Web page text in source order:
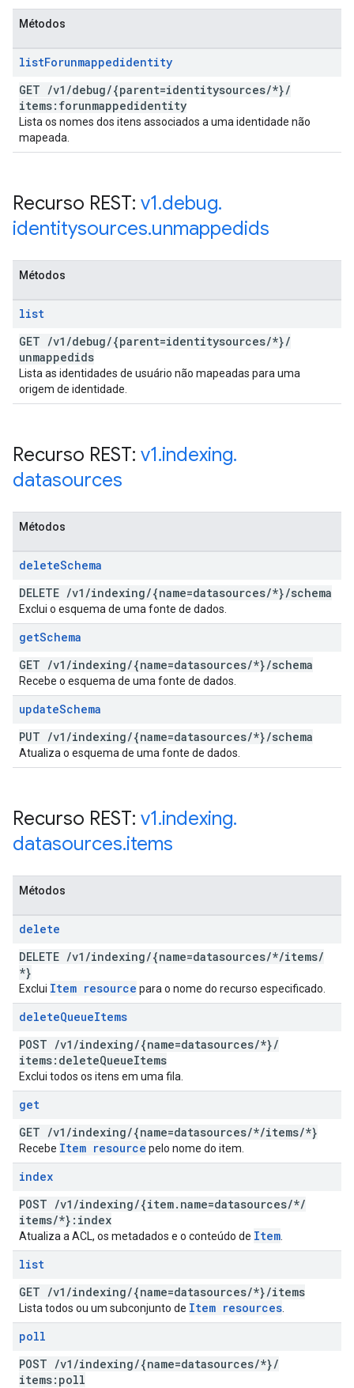
Métodos
listForunmappedidentity
GET /v1 /debug/{parent=identitysources/*}/
items:forunmappedidentity
Lista os nomes dos itens associados a uma identidade não
mapeada.
Recurso REST: v1.debug.
identitysources.unmappedids
Métodos
list
GET /v1 /debug/{parent=identitysources/*}/
unmappedids
Lista as identidades de usuário não mapeadas para uma
origem de identidade.
Recurso REST: v1.indexing.
datasources
Métodos
deleteSchema
DELETE /v1 /indexing/{name=datasources/*}/schema
Exclui o esquema de uma fonte de dados.
getSchema
GET /v1 /indexing/{name=datasources/*}/schema
Recebe o esquema de uma fonte de dados.
updateSchema
PUT /v1 /indexing/{name=datasources/*}/schema
Atualiza o esquema de uma fonte de dados.
Recurso REST: v1.indexing.
datasources.items
Métodos
delete
DELETE /v1 /indexing/{name=datasources/*/items/
*}
Exclui Item resource para o nome do recurso especificado.
deleteQueueItems
POST /v1 /indexing/{name=datasources/*}/
items:deleteQueueItems
Exclui todos os itens em uma fila.
get
GET /v1 /indexing/{name=datasources/*/items/*}
Recebe Item resource pelo nome do item.
index
POST /v1 /indexing/{item. name=datasources/*/
items/*}:index
Atualiza a ACL, os metadados e o conteúdo de Item
list
GET /v1 /indexing/{name=datasources/*}/items
Lista todos ou um subconjunto de Item resources
poll
POST /v1 /indexing/{name=datasources/*}/
items:poll